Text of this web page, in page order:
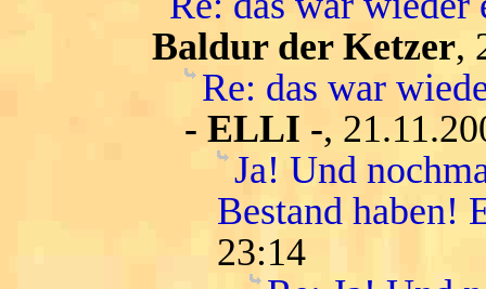
Baldur der Ketzer,
Re: das war
- ELLI -,
Ja! Und
Bestand haben!
23:14